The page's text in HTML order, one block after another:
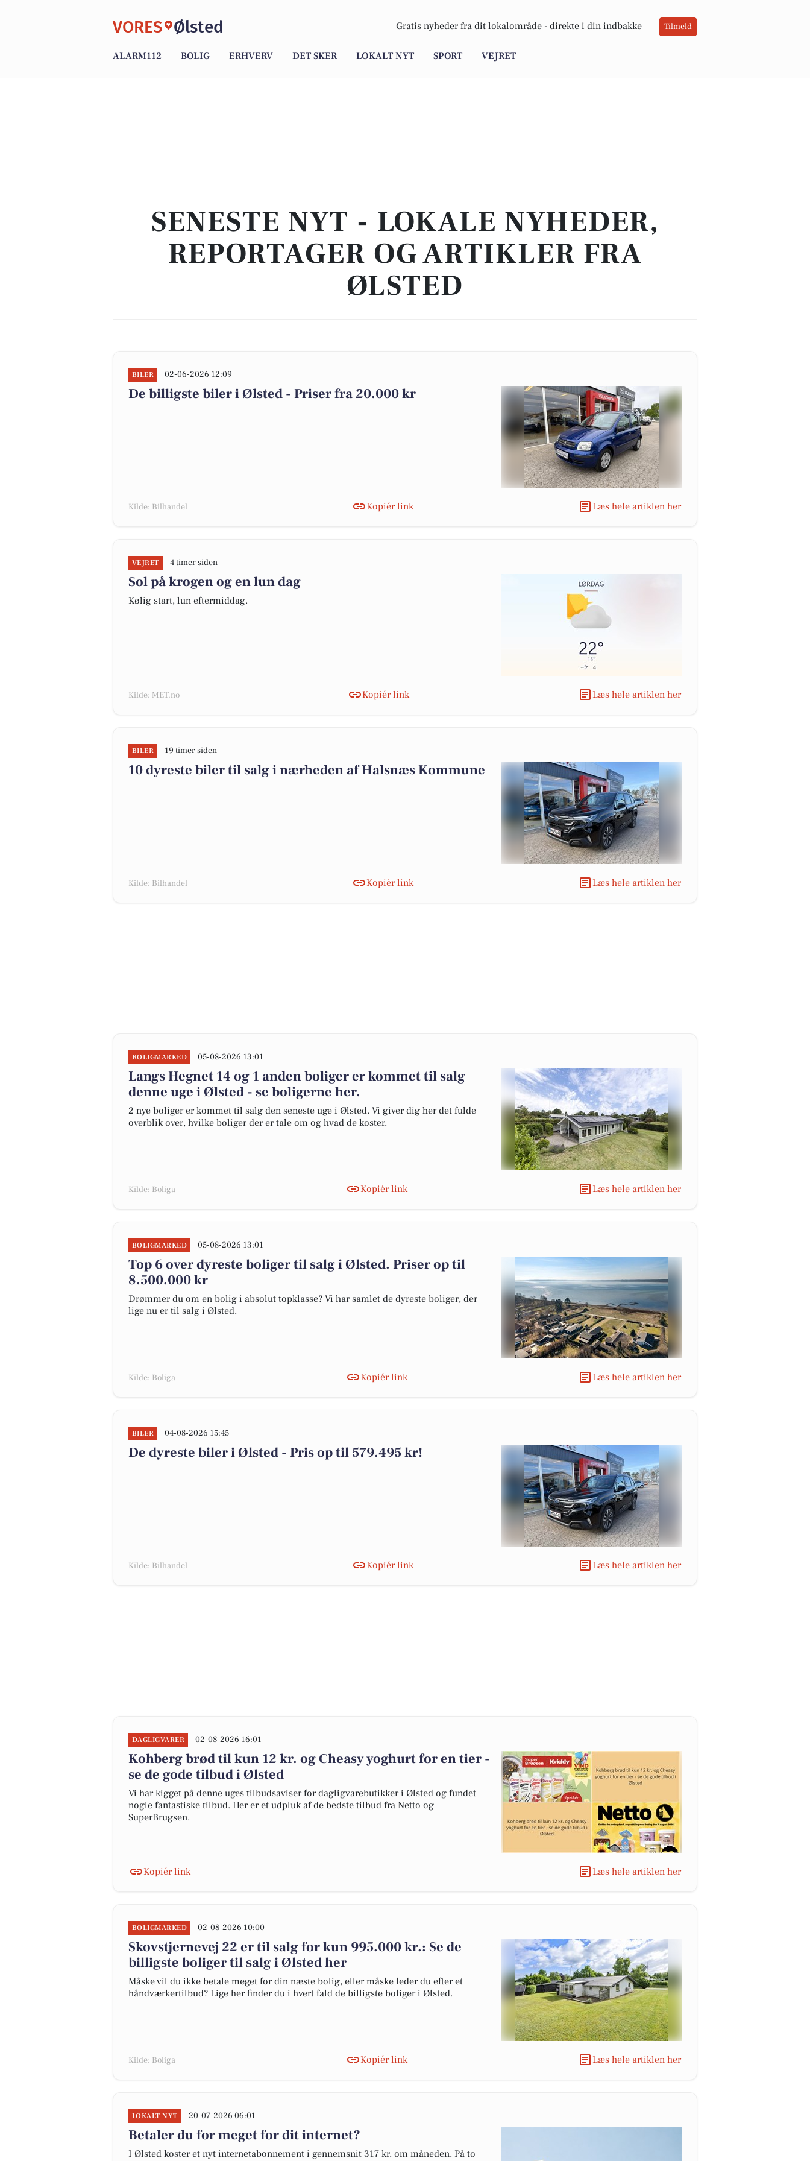
VORES Ølsted Gratis nyheder fra dit lokalområde - direkte i din indbakke Tilmeld
ALARM112 BOLIG ERHVERV DET SKER LOKALT NYT SPORT VEJRET
SENESTE NYT - LOKALE NYHEDER,
REPORTAGER OG ARTIKLER FRA
ØLSTED
BILER 02-06-2026 12:09
De billigste biler i Ølsted - Priser fra 20.000 kr
Kilde: Bilhandel Kopiér link Læs hele artiklen her
VEJRET 4 timer siden
Sol på krogen og en lun dag
Kølig start, lun eftermiddag.
Kilde: MET.no Kopiér link Læs hele artiklen her
BILER 19 timer siden
10 dyreste biler til salg i nærheden af Halsnæs Kommune
Kilde: Bilhandel Kopiér link Læs hele artiklen her
BOLIGMARKED 05-08-2026 13:01
Langs Hegnet 14 og 1 anden boliger er kommet til salg
denne uge i Ølsted - se boligerne her.
2 nye boliger er kommet til salg den seneste uge i Ølsted. Vi giver dig her det fulde
overblik over, hvilke boliger der er tale om og hvad de koster.
Kilde: Boliga Kopiér link Læs hele artiklen her
BOLIGMARKED 05-08-2026 13:01
Top 6 over dyreste boliger til salg i Ølsted. Priser op til
8.500.000 kr
Drømmer du om en bolig i absolut topklasse? Vi har samlet de dyreste boliger, der
lige nu er til salg i Ølsted.
Kilde: Boliga Kopiér link Læs hele artiklen her
BILER 04-08-2026 15:45
De dyreste biler i Ølsted - Pris op til 579.495 kr!
Kilde: Bilhandel Kopiér link Læs hele artiklen her
DAGLIGVARER 02-08-2026 16:01
Kohberg brød til kun 12 kr. og Cheasy yoghurt for en tier -
se de gode tilbud i Ølsted
Vi har kigget på denne uges tilbudsaviser for dagligvarebutikker i Ølsted og fundet
nogle fantastiske tilbud. Her er et udpluk af de bedste tilbud fra Netto og
SuperBrugsen.
Kopiér link Læs hele artiklen her
BOLIGMARKED 02-08-2026 10:00
Skovstjernevej 22 er til salg for kun 995.000 kr.: Se de
billigste boliger til salg i Ølsted her
Måske vil du ikke betale meget for din næste bolig, eller måske leder du efter et
håndværkertilbud? Lige her finder du i hvert fald de billigste boliger i Ølsted.
Kilde: Boliga Kopiér link Læs hele artiklen her
LOKALT NYT 20-07-2026 06:01
Betaler du for meget for dit internet?
I Ølsted koster et nyt internetabonnement i gennemsnit 317 kr. om måneden. På to